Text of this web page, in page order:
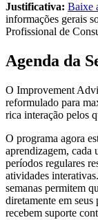
Justificativa: Baixe
informações gerais
Profissional de
Agenda da
O Improvement
reformulado para
rica interação pelos
O programa agora
aprendizagem, cada
períodos regulares
atividades
semanas permitem
diretamente em
recebem suporte